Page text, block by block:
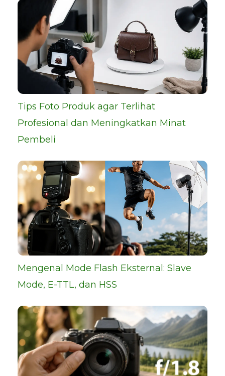
Tips Foto Produk agar Terlihat
Profesional dan Meningkatkan Minat
Pembeli
Mengenal Mode Flash Eksternal: Slave
Mode, E-TTL, dan HSS